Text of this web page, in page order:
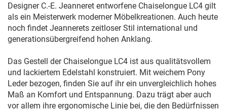
Designer C.-E. Jeanneret entworfene Chaiselongue LC4 gilt
als ein Meisterwerk moderner Möbelkreationen. Auch heute
noch findet Jeannerets zeitloser Stil international und
generationsübergreifend hohen Anklang.
Das Gestell der Chaiselongue LC4 ist aus qualitätsvollem
und lackiertem Edelstahl konstruiert. Mit weichem Pony
Leder bezogen, finden Sie auf ihr ein unvergleichlich hohes
Maß an Komfort und Entspannung. Dazu trägt aber auch
vor allem ihre ergonomische Linie bei, die den Bedürfnissen